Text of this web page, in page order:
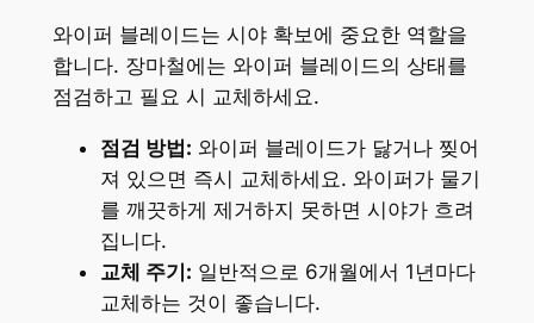
와이퍼 블레이드는 시야 확보에 중요한 역할을
합니다. 장마철에는 와이퍼 블레이드의 상태를
점검하고 필요 시 교체하세요.
점검 방법: 와이퍼 블레이드가 닳거나 찢어
져 있으면 즉시 교체하세요. 와이퍼가 물기
를 깨끗하게 제거하지 못하면 시야가 흐려
집니다.
교체 주기: 일반적으로 6개월에서 1년마다
교체하는 것이 좋습니다.